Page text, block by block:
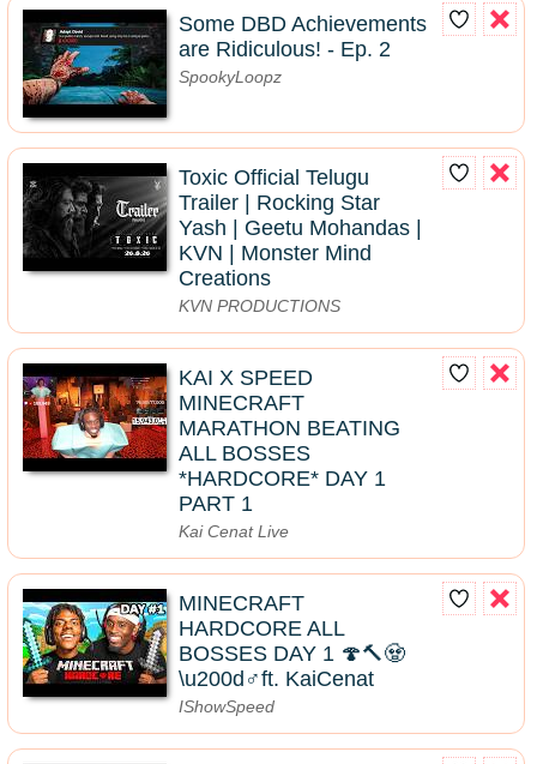
Some DBD Achievements
are Ridiculous! - Ep. 2
SpookyLoopz
Toxic Official Telugu
Trailer | Rocking Star
Yash | Geetu Mohandas |
KVN | Monster Mind
Creations
KVN PRODUCTIONS
KAI X SPEED
MINECRAFT
MARATHON BEATING
ALL BOSSES
*HARDCORE* DAY 1
PART 1
Kai Cenat Live
MINECRAFT
HARDCORE ALL
BOSSES DAY 1 🍄🔨🧟
\u200d♂️ft. KaiCenat
IShowSpeed